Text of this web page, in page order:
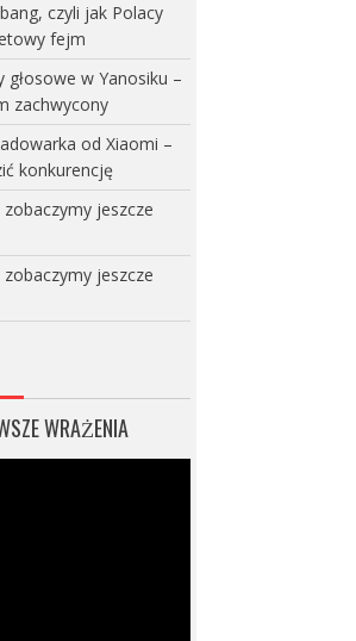
czyli jak Polacy
fejm
głosowe w Yanosiku –
zachwycony
od Xiaomi –
konkurencję
jeszcze
jeszcze
WRAŻENIA